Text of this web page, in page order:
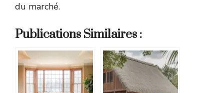
du marché.
Publications Similaires :